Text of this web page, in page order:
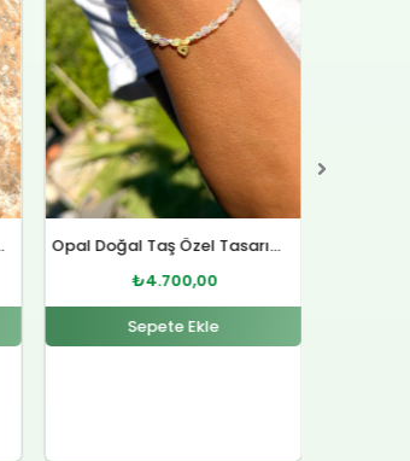
Lal Doğal Taş Gümüş Yüzük
₺4.500,00
Sepete Ekle